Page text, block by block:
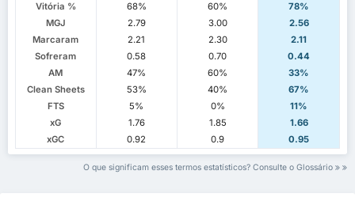
Vitória %
68% 60%
78%
MGJ
2.79 3.00
2.56
Marcaram
2.21 2.30
2.11
Sofreram
0.58 0.70
0.44
AM
47% 60%
33%
Clean Sheets
53% 40%
67%
FTS
5% 0%
11%
xG
1.76 1.85
1.66
xGC
0.92 0.9 0.95
O que significam esses termos estatísticos? Consulte o Glossário